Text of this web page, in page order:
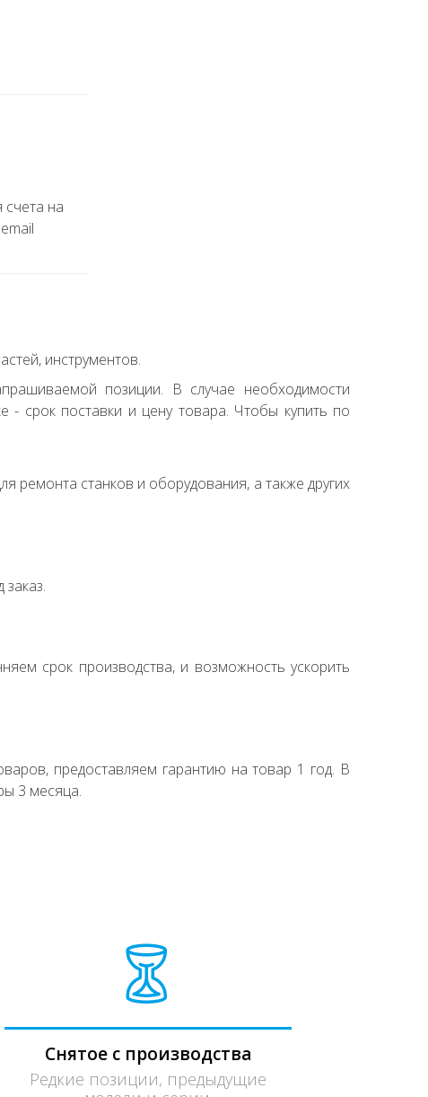
счета на
инструментов.
позиции. В случае необходимости
срок поставки и цену товара. Чтобы купить по
ремонта станков и оборудования, а также других
срок производства, и возможность ускорить
предоставляем гарантию на товар 1 год. В
3 месяца.
Снятое с производства
Редкие позиции, предыдущие